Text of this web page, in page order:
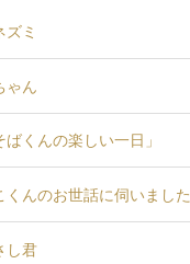
ミ
ゃん
くんの楽しい一日」
くんのお世話に伺いました
し君